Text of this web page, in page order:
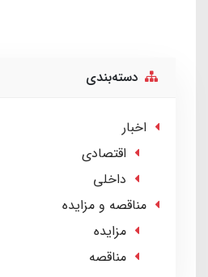
دسته‌بندی
اخبار
اقتصادی
داخلی
مناقصه و مزایده
مزایده
مناقصه